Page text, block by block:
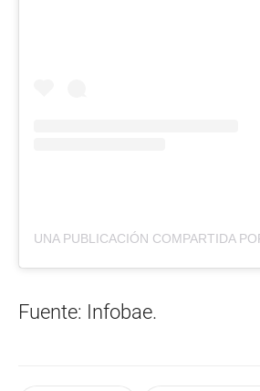
Fuente: Infobae.